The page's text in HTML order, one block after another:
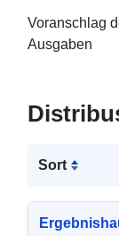
Voranschlag
Ausgaben
Sort